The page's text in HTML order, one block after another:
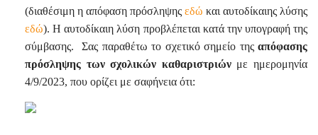
(διαθέσιμη η απόφαση πρόσληψης εδώ και αυτοδίκαιης λύσης
εδώ). Η αυτοδίκαιη λύση προβλέπεται κατά την υπογραφή της
σύμβασης.
Σας παραθέτω το σχετικό σημείο της απόφασης
πρόσληψης των σχολικών καθαριστριώνμε ημερομηνία
4/9/2023, που ορίζει με σαφήνεια ότι: